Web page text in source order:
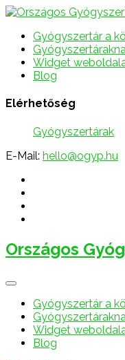
Gyógyszertár a
Widget
Blog
Elérhetőség
Gyógyszertárak
E-Mail: hello@ogyp.hu
Országos
Gyógyszertár a
Widget
Blog